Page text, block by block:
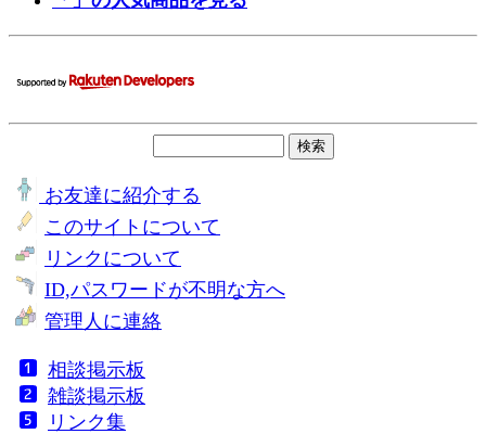
お友達に紹介する
このサイトについて
リンクについて
ID,パスワードが不明な方へ
管理人に連絡
相談掲示板
雑談掲示板
リンク集